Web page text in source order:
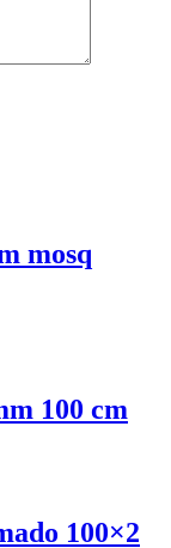
mosq
100 cm
100×2